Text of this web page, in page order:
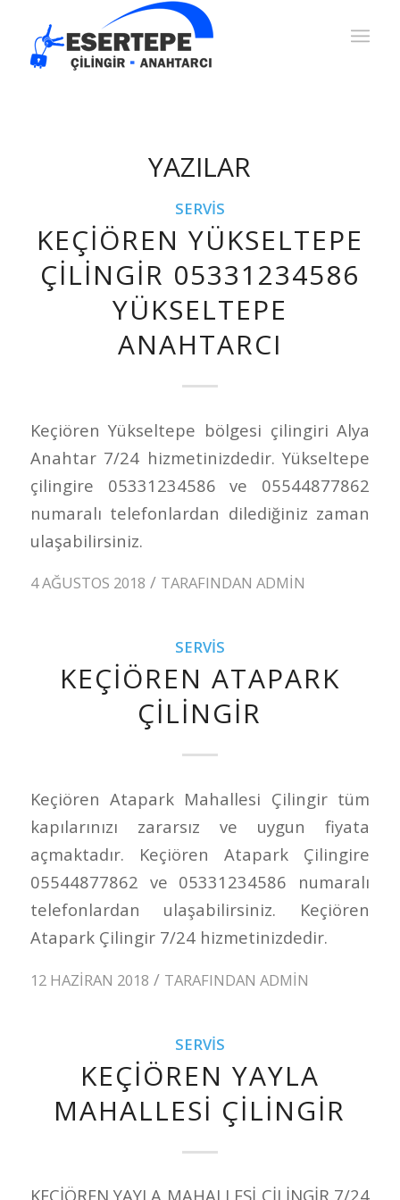
YAZILAR
SERVIS
KEÇIÖREN YÜKSELTEPE
ÇILINGIR 05331234586
YÜKSELTEPE
ANAHTARCI
Keçiören Yükseltepe bölgesi çilingiri Alya
Anahtar 7/24 hizmetinizdedir. Yükseltepe
çilingire 05331234586 ve 05544877862
numaralı telefonlardan dilediğiniz zaman
ulaşabilirsiniz.
4 AĞUSTOS 2018 / TARAFINDAN ADMIN
SERVIS
KEÇIÖREN ATAPARK
ÇILINGIR
Keçiören Atapark Mahallesi Çilingir tüm
kapılarınızı zararsız ve uygun fiyata
açmaktadır. Keçiören Atapark Çilingire
05544877862 ve 05331234586 numaralı
telefonlardan ulaşabilirsiniz. Keçiören
Atapark Çilingir 7/24 hizmetinizdedir.
12 HAZIRAN 2018 / TARAFINDAN ADMIN
SERVIS
KEÇİÖREN YAYLA
MAHALLESİ ÇİLİNGİR
KEÇİÖREN YAYLA MAHALLESİ ÇİLİNGİR 7/24